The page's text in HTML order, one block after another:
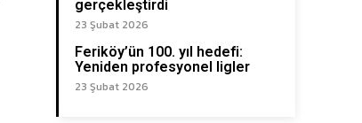
gerçekleştirdi
23 Şubat 2026
Feriköy’ün 100. yıl hedefi:
Yeniden profesyonel ligler
23 Şubat 2026